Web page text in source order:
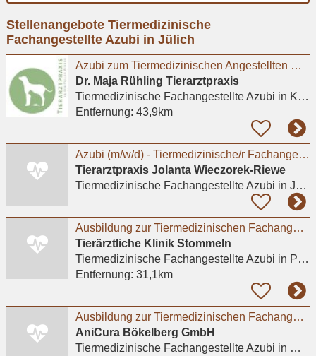
eingeben
Stellenangebote Tiermedizinische
Fachangestellte Azubi in Jülich
Azubi zum Tiermedizinischen Angestellten m/w/d in Kleintierpraxis Köln Poll gesucht
Dr. Maja Rühling Tierarztpraxis
Tiermedizinische Fachangestellte Azubi in Köln
Entfernung: 43,9km
Azubi (m/w/d) - Tiermedizinische/r Fachangestellte/r 2026 - Praktikum möglich
Tierarztpraxis Jolanta Wieczorek-Riewe
Tiermedizinische Fachangestellte Azubi in Jülich
Ausbildung zur Tiermedizinischen Fachangestellten (m/w/d) ab August 2026
Tierärztliche Klinik Stommeln
Tiermedizinische Fachangestellte Azubi in Pulheim, Stommeln
Entfernung: 31,1km
Ausbildung zur Tiermedizinischen Fachangestellten (m/w/d) 2026 - Mönchengladbach / Bökelberg
AniCura Bökelberg GmbH
Tiermedizinische Fachangestellte Azubi in Mönchengladbach